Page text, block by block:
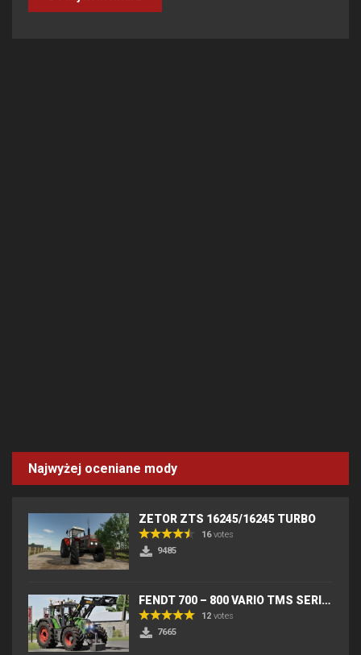
Najwyżej oceniane mody
ZETOR ZTS 16245/16245 TURBO
16votes
9485
FENDT 700 – 800 VARIO TMS SERIES (IC) V2
12 votes
7665